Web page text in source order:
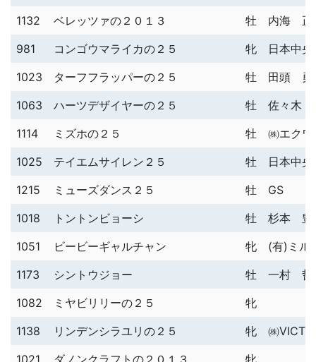
1132
ベレッツァの２０１３ 牡
内海 正
981
コンゴウマライカの２５ 牝
日本中
1023
ターフフラッパーの２５ 牡
田頭 勇
1063
ハーツデザイヤーの２５ 牡
佐々木
1114
ミズホの２５ 牡
㈱エク
1025
テイエムサイレン２５ 牡
日本中
1215
ミューズダンス２５ 牡
GS
1018
トントンビョーシ 牡
杉本 豊
1051
ビービーギャルチャン 牝
(有)ミル
1173
シントウジョー 牡
一村 哲
1082
ミヤビリリーの２５
牝
1138
リンデンシラユリの２５ 牝
㈱
1021
ダノンクラフトの２０１３
牝